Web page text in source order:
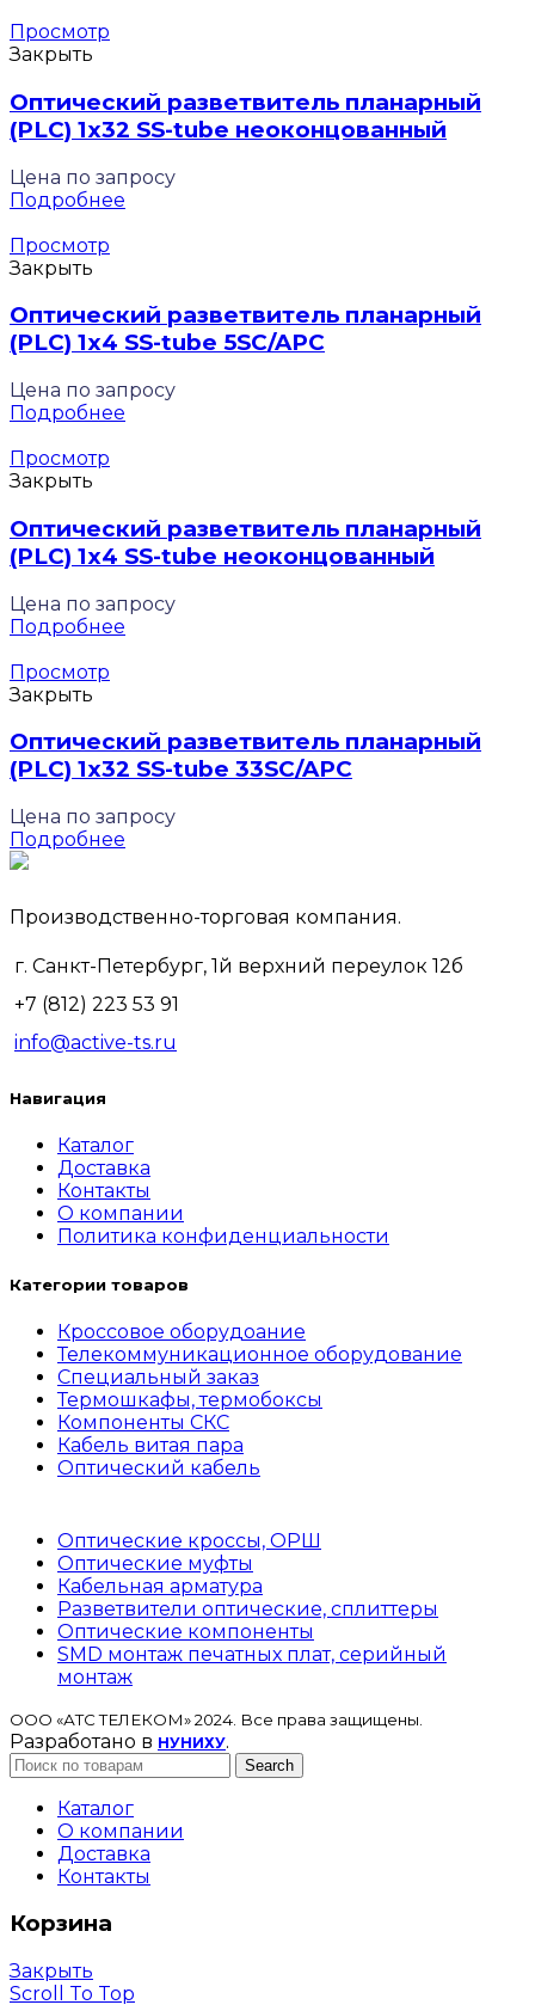
Просмотр
Закрыть
Оптический разветвитель планарный
(PLC) 1х32 SS-tube неоконцованный
Цена по запросу
Подробнее
Просмотр
Закрыть
Оптический разветвитель планарный
(PLC) 1х4 SS-tube 5SC/APC
Цена по запросу
Подробнее
Просмотр
Закрыть
Оптический разветвитель планарный
(PLC) 1х4 SS-tube неоконцованный
Цена по запросу
Подробнее
Просмотр
Закрыть
Оптический разветвитель планарный
(PLC) 1х32 SS-tube 33SC/APC
Цена по запросу
Подробнее
Производственно-торговая компания.
г. Санкт-Петербург, 1й верхний переулок 12б
+7 (812) 223 53 91
info@active-ts.ru
Навигация
Каталог
Доставка
Контакты
О компании
Политика конфиденциальности
Категории товаров
Кроссовое оборудоание
Телекоммуникационное оборудование
Специальный заказ
Термошкафы, термобоксы
Компоненты СКС
Кабель витая пара
Оптический кабель
Оптические кроссы, ОРШ
Оптические муфты
Кабельная арматура
Разветвители оптические, сплиттеры
Оптические компоненты
SMD монтаж печатных плат, серийный
монтаж
ООО «АТС ТЕЛЕКОМ» 2024. Все права защищены.
Разработано в НУНИХУ.
Search
Каталог
О компании
Доставка
Контакты
Корзина
Закрыть
Scroll To Top